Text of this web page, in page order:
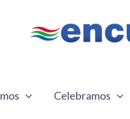
Celebramos